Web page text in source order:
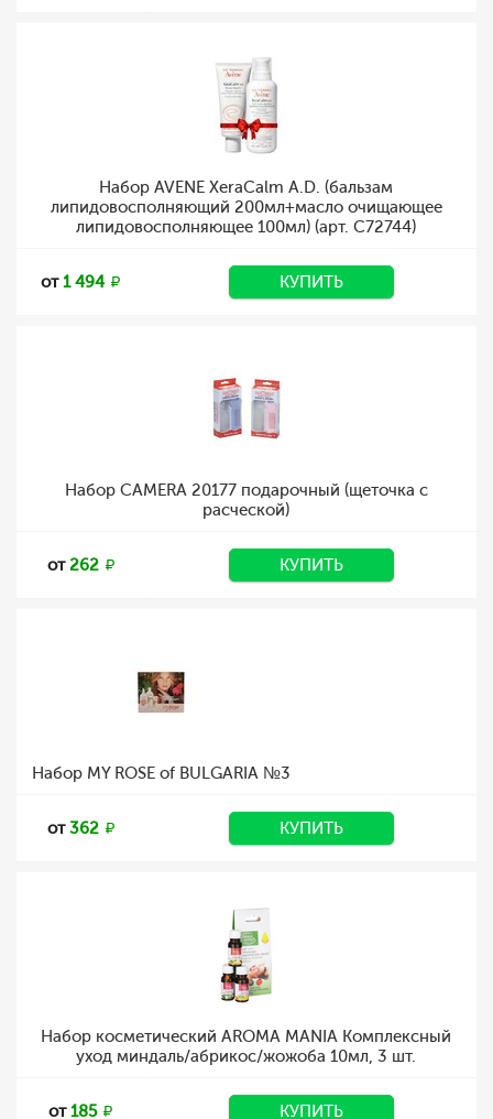
Набор AVENE XeraCalm A.D. (бальзам
липидовосполняющий 200мл+масло очищающее
липидовосполняющее 100мл) (арт. С72744)
от1 494 КУПИТЬ
Набор CAMERA 20177 подарочный (щеточка с
расческой)
от262 КУПИТЬ
Набор MY ROSE of BULGARIA №3
от362 КУПИТЬ
Набор косметический AROMA MANIA Комплексный
уход миндаль/абрикос/жожоба 10мл, 3 шт.
от185 КУПИТЬ